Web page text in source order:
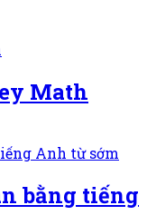
Math
bằng tiếng